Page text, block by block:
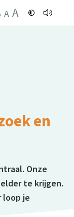
A A
en
Onze
te krijgen.
loop je